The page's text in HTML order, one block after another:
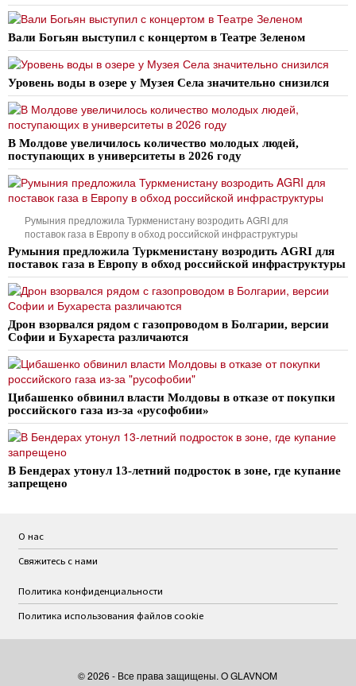
Вали Богьян выступил с концертом в Театре Зеленом
Уровень воды в озере у Музея Села значительно снизился
В Молдове увеличилось количество молодых людей,
поступающих в университеты в 2026 году
Румыния предложила Туркменистану возродить AGRI для
поставок газа в Европу в обход российской инфраструктуры
Румыния предложила Туркменистану возродить AGRI для
поставок газа в Европу в обход российской инфраструктуры
Дрон взорвался рядом с газопроводом в Болгарии, версии
Софии и Бухареста различаются
Цибашенко обвинил власти Молдовы в отказе от покупки
российского газа из-за «русофобии»
В Бендерах утонул 13-летний подросток в зоне, где купание
запрещено
О нас
Свяжитесь с нами
Политика конфиденциальности
Политика использования файлов cookie
©2026 - Все права защищены. O GLAVNOM